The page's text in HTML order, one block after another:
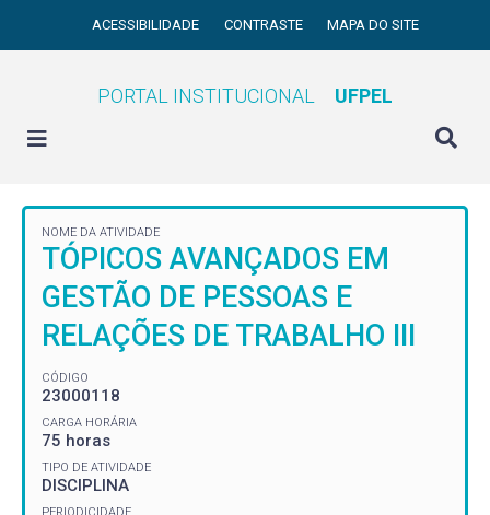
ACESSIBILIDADE CONTRASTE MAPA DO SITE
PORTAL INSTITUCIONAL UFPEL
NOME DA ATIVIDADE
TÓPICOS AVANÇADOS EM
GESTÃO DE PESSOAS E
RELAÇÕES DE TRABALHO III
CÓDIGO
23000118
CARGA HORÁRIA
75 horas
TIPO DE ATIVIDADE
DISCIPLINA
PERIODICIDADE